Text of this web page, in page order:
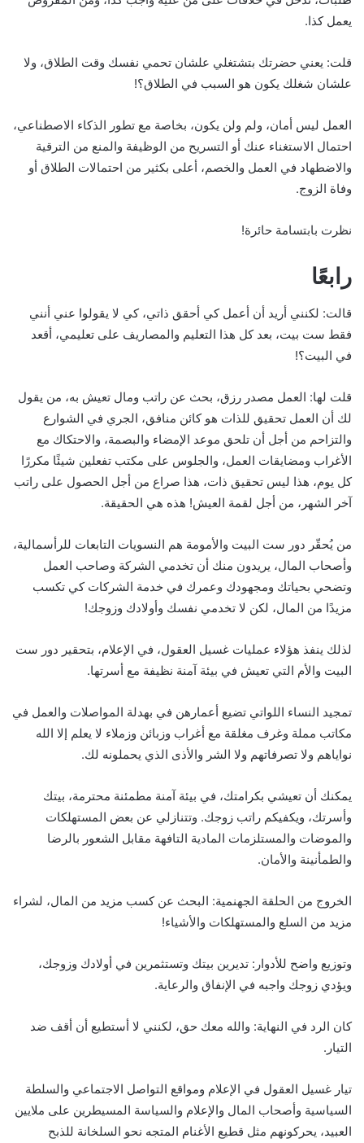
يعمل كذا.
قلت: يعني حضرتك بتشتغلي علشان تحمي نفسك وقت الطلاق، ولا
علشان شغلك يكون هو السبب في الطلاق؟!
العمل ليس أمان، ولم ولن يكون، بخاصة مع تطور الذكاء الاصطناعي،
احتمال الاستغناء عنك أو التسريح من الوظيفة والمنع من الترقية
والاضطهاد في العمل والخصم، أعلى بكثير من احتمالات الطلاق أو
وفاة الزوج.
نظرت بابتسامة حائرة!
رابعًا
قالت: لكنني أريد أن أعمل كي أحقق ذاتي، كي لا يقولوا عني أنني
فقط ست بيت، بعد كل هذا التعليم والمصاريف على تعليمي، أقعد
في البيت؟!
قلت لها: العمل مصدر رزق، بحث عن راتب ومال تعيش به، من يقول
لك أن العمل تحقيق للذات هو كائن منافق، الجري في الشوارع
والتزاحم من أجل أن تلحق موعد الإمضاء والبصمة، والاحتكاك مع
الأغراب ومضايقات العمل، والجلوس على مكتب تفعلين شيئًا مكررًا
كل يوم، هذا ليس تحقيق ذات، هذا صراع من أجل الحصول على راتب
آخر الشهر، من أجل لقمة العيش! هذه هي الحقيقة.
من يُحقّر دور ست البيت والأمومة هم النسويات التابعات للرأسمالية،
وأصحاب المال، يريدون منك أن تخدمي الشركة وصاحب العمل
وتضحي بحياتك ومجهودك وعمرك في خدمة الشركات كي تكسب
مزيدًا من المال، لكن لا تخدمي نفسك وأولادك وزوجك!
لذلك ينفذ هؤلاء عمليات غسيل العقول، في الإعلام، بتحقير دور ست
البيت والأم التي تعيش في بيئة آمنة نظيفة مع أسرتها.
تمجيد النساء اللواتي تضيع أعمارهن في بهدلة المواصلات والعمل في
مكاتب مملة وغرف مغلقة مع أغراب وزبائن وزملاء لا يعلم إلا الله
نواياهم ولا تصرفاتهم ولا الشر والأذى الذي يحملونه لك.
يمكنك أن تعيشي بكرامتك، في بيئة آمنة مطمئنة محترمة، بيتك
وأسرتك، ويكفيكم راتب زوجك. وتتنازلي عن بعض المستهلكات
والموضات والمستلزمات المادية التافهة مقابل الشعور بالرضا
والطمأنينة والأمان.
الخروج من الحلقة الجهنمية: البحث عن كسب مزيد من المال، لشراء
مزيد من السلع والمستهلكات والأشياء!
وتوزيع واضح للأدوار: تديرين بيتك وتستثمرين في أولادك وزوجك،
ويؤدي زوجك واجبه في الإنفاق والرعاية.
كان الرد في النهاية: والله معك حق، لكنني لا أستطيع أن أقف ضد
التيار.
تيار غسيل العقول في الإعلام ومواقع التواصل الاجتماعي والسلطة
السياسية وأصحاب المال والإعلام والسياسة المسيطرين على ملايين
العبيد، يحركونهم مثل قطيع الأغنام المتجه نحو السلخانة للذبح